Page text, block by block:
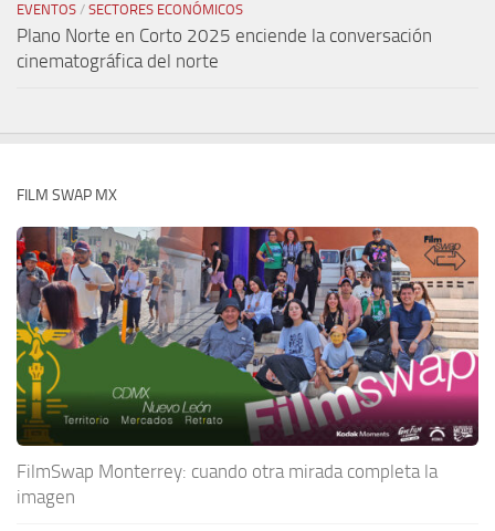
EVENTOS / SECTORES ECONÓMICOS
Plano Norte en Corto 2025 enciende la conversación
cinematográfica del norte
FILM SWAP MX
FilmSwap Monterrey: cuando otra mirada completa la
imagen